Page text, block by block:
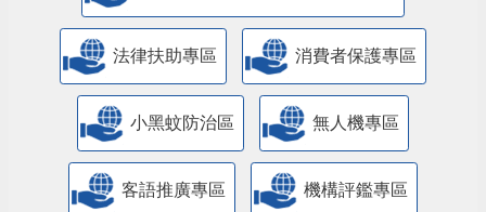
法律扶助專區 消費者保護專區
小黑蚊防治區 無人機專區
客語推廣專區 機構評鑑專區